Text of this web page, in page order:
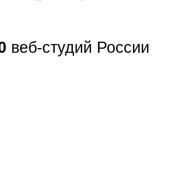
веб-студий России